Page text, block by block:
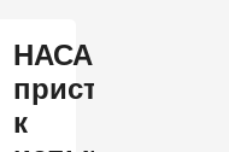
НАСА
приступает
к